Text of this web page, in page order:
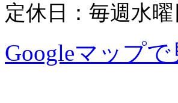
定休日：毎週水
Googleマップで